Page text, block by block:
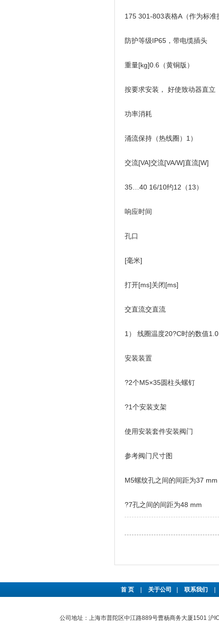
175 301-803表格A（作为标准
防护等级IP65，带电缆插头
重量[kg]0.6（黄铜版）
按要求安装， 好使致动器直立
功率消耗
涌流保持（热线圈）1）
交流[VA]交流[VA/W]直流[W]
35…40 16/10约12（13）
响应时间
孔口
[毫米]
打开[ms]关闭[ms]
交直流交直流
1） 线圈温度20?C时的数
安装装置
?2个M5×35圆柱头螺钉
?1个安装支架
使用安装套件安装阀门
参考阀门尺寸图
M5螺纹孔之间的间距为37 mm
?7孔之间的间距为48 mm
首 页 关于公司 联系我们
公司地址：上海市普陀区中江路889号曹杨商务大厦1501 沪